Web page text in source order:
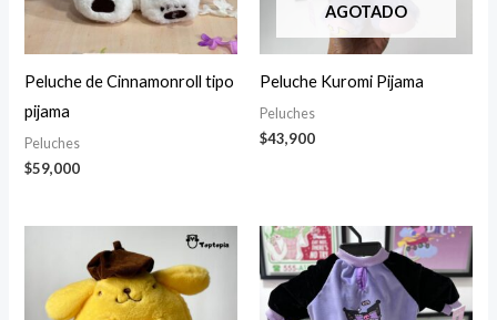
Peluche de Cinnamonroll tipo
pijama
Peluches
$59,000
AGOTADO
Peluche Kuromi Pijama
Peluches
$43,900